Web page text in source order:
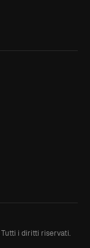
Tutti i diritti riservati.